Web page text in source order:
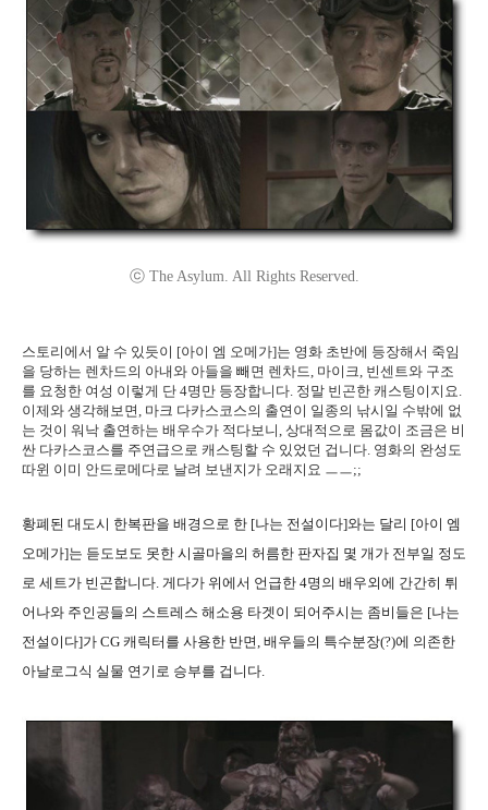
ⓒ The Asylum. All Rights Reserved.
스토리에서 알 수 있듯이 [아이 엠 오메가]는 영화 초반에 등장해서 죽임
을 당하는 렌차드의 아내와 아들을 빼면 렌차드, 마이크, 빈센트와 구조
를 요청한 여성 이렇게 단 4명만 등장합니다. 정말 빈곤한 캐스팅이지요.
이제와 생각해보면, 마크 다카스코스의 출연이 일종의 낚시일 수밖에 없
는 것이 워낙 출연하는 배우수가 적다보니, 상대적으로 몸값이 조금은 비
싼 다카스코스를 주연급으로 캐스팅할 수 있었던 겁니다. 영화의 완성도
따윈 이미 안드로메다로 날려 보낸지가 오래지요 ㅡㅡ;;
황폐된 대도시 한복판을 배경으로 한 [나는 전설이다]와는 달리 [아이 엠
오메가]는 듣도보도 못한 시골마을의 허름한 판자집 몇 개가 전부일 정도
로 세트가 빈곤합니다. 게다가 위에서 언급한 4명의 배우외에 간간히 튀
어나와 주인공들의 스트레스 해소용 타겟이 되어주시는 좀비들은 [나는
전설이다]가 CG 캐릭터를 사용한 반면, 배우들의 특수분장(?)에 의존한
아날로그식 실물 연기로 승부를 겁니다.